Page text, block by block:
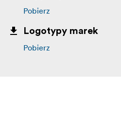
Pobierz
Logotypy marek
Pobierz